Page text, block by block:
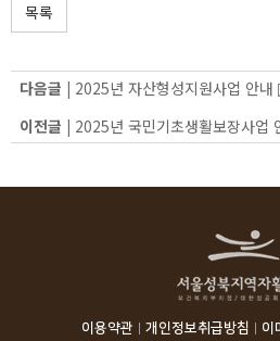
목록
다음글 | 2025년 자산형성지원사업 안내
이전글 | 2025년 국민기초생활보장사업
이용약관 개인정보취급방침 이